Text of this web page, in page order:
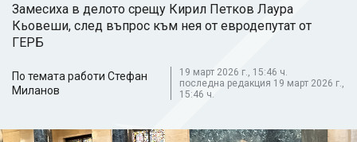
Замесиха в делото срещу Кирил Петков Лаура
Кьовеши, след въпрос към нея от евродепутат от
ГЕРБ
По темата работи Стефан
Миланов
19 март 2026 г., 15:46 ч.
последна редакция 19 март 2026 г.,
15:46 ч.